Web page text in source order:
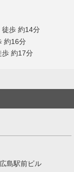
徒歩 約14分
約16分
歩 約17分
島駅前ビル